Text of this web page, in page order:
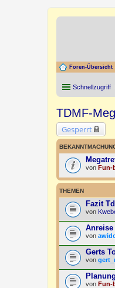
Foren-Übersicht
Schnellzugriff
TDMF-
Gesperrt
von Fun-
THEMEN
Fazit
von
Anreise
von
Gerts
von
von Fun-